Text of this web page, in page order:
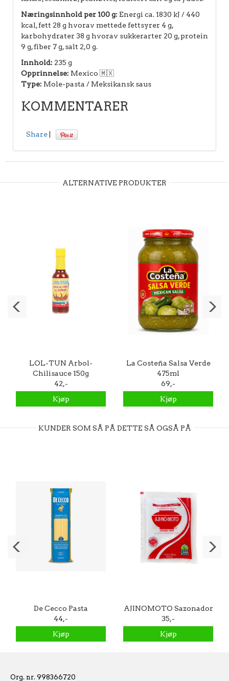
Næringsinnhold per 100 g: Energi ca. 1830 kJ / 440
kcal, fett 28 g hvorav mettede fettsyrer 4 g,
karbohydrater 38 g hvorav sukkerarter 20 g, protein
9 g, fiber 7 g, salt 2,0 g.
Innhold: 235 g
Opprinnelse: Mexico 🇲🇽
Type: Mole-pasta / Meksikansk saus
KOMMENTARER
Share
ALTERNATIVE PRODUKTER
LOL-TUN Arbol-
Chilisauce 150g
42,-
Kjøp
La Costeña Salsa Verde
475ml
69,-
Kjøp
KUNDER SOM SÅ PÅ DETTE SÅ OGSÅ PÅ
De Cecco Pasta
Spaghetti N°12 500g
44,-
Kjøp
AJINOMOTO Sazonador
Umami 100g
35,-
Kjøp
Org. nr. 998366720